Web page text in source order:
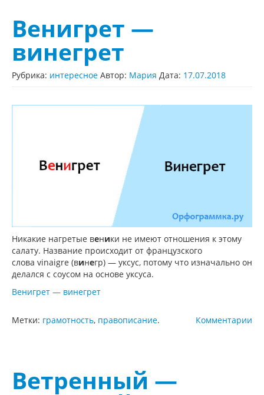
Венигрет —
винегрет
Рубрика: интересное Автор: Мария Дата: 17.07.2018
Никакие нагретые веники не имеют отношения к этому
салату. Название происходит от французского
слова vinaigre (винегр) — уксус, потому что изначально он
делался с соусом на основе уксуса.
Венигрет — винегрет
Комментарии
Метки: грамотность, правописание.
Ветренный —